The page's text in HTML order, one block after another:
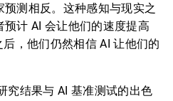
测相反。这种感知与现实之
计 AI 会让他们的速度提高
，他们仍然相信 AI 让他们的
究结果与 AI 基准测试的出色